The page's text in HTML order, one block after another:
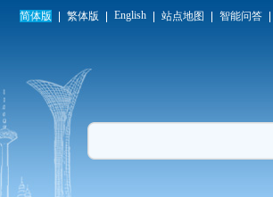
简体版 繁体版 English 站点地图 智能问答